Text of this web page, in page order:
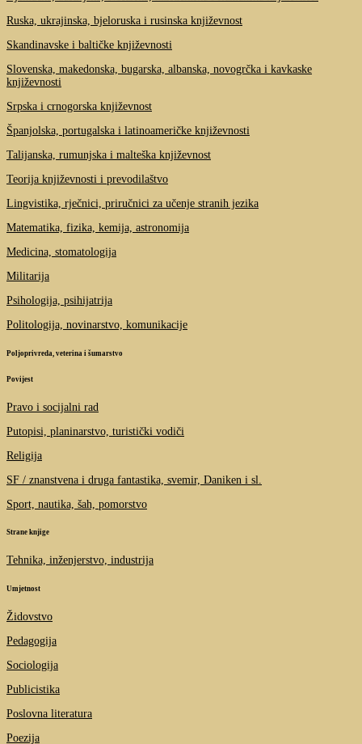
Ruska, ukrajinska, bjeloruska i rusinska književnost
Skandinavske i baltičke književnosti
Slovenska, makedonska, bugarska, albanska, novogrčka i kavkaske
književnosti
Srpska i crnogorska književnost
Španjolska, portugalska i latinoameričke književnosti
Talijanska, rumunjska i malteška književnost
Teorija književnosti i prevodilaštvo
Lingvistika, rječnici, priručnici za učenje stranih jezika
Matematika, fizika, kemija, astronomija
Medicina, stomatologija
Militarija
Psihologija, psihijatrija
Politologija, novinarstvo, komunikacije
Poljoprivreda, veterina i šumarstvo
Povijest
Pravo i socijalni rad
Putopisi, planinarstvo, turistički vodiči
Religija
SF / znanstvena i druga fantastika, svemir, Daniken i sl.
Sport, nautika, šah, pomorstvo
Strane knjige
Tehnika, inženjerstvo, industrija
Umjetnost
Židovstvo
Pedagogija
Sociologija
Publicistika
Poslovna literatura
Poezija